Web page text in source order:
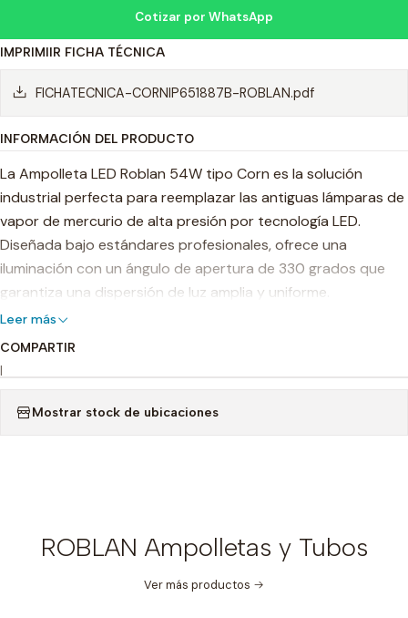
Cotizar por WhatsApp
IMPRIMIIR FICHA TÉCNICA
FICHATECNICA-CORNIP651887B-ROBLAN.pdf
INFORMACIÓN DEL PRODUCTO
La Ampolleta LED Roblan 54W tipo Corn es la solución
industrial perfecta para reemplazar las antiguas lámparas de
vapor de mercurio de alta presión por tecnología LED.
Diseñada bajo estándares profesionales, ofrece una
iluminación con un ángulo de apertura de 330 grados que
garantiza una dispersión de luz amplia y uniforme.
multirango (120-277V), es un producto ideal para fábricas,
almacenes, industrias, alumbrado público, supermercados y
grandes superficies.
CARACTERÍSTICAS
PRINCIPALES
Leer más
COMPARTIR
|
Mostrar stock de ubicaciones
ROBLAN Ampolletas y Tubos
Ver más productos